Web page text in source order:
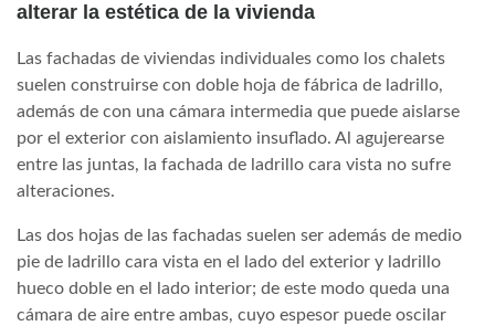
alterar la estética de la vivienda
Las fachadas de viviendas individuales como los chalets
suelen construirse con doble hoja de fábrica de ladrillo,
además de con una cámara intermedia que puede aislarse
por el exterior con aislamiento insuflado. Al agujerearse
entre las juntas, la fachada de ladrillo cara vista no sufre
alteraciones.
Las dos hojas de las fachadas suelen ser además de medio
pie de ladrillo cara vista en el lado del exterior y ladrillo
hueco doble en el lado interior; de este modo queda una
cámara de aire entre ambas, cuyo espesor puede oscilar